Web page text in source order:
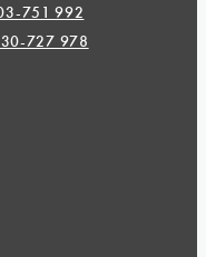
751 992
727 978